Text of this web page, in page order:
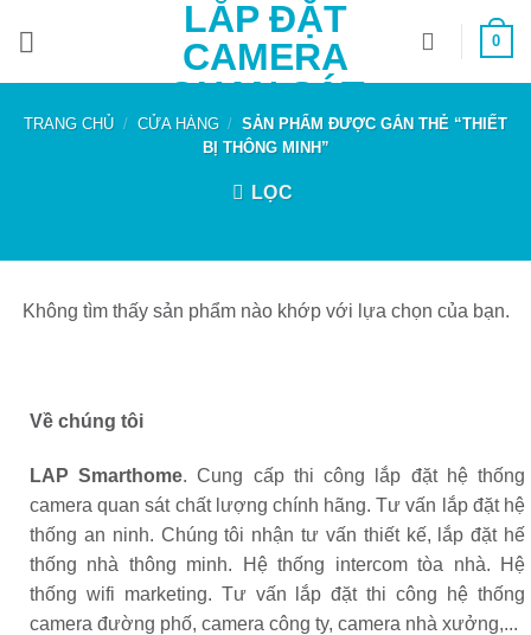
LẮP ĐẶT
CAMERA
QUAN SÁT
0
TRANG CHỦ / CỬA HÀNG / SẢN PHẨM ĐƯỢC GẮN THẺ “THIẾT
BỊ THÔNG MINH”
LỌC
Không tìm thấy sản phẩm nào khớp với lựa chọn của bạn.
Về chúng tôi
LAP Smarthome. Cung cấp thi công lắp đặt hệ thống
camera quan sát chất lượng chính hãng. Tư vấn lắp đặt hệ
thống an ninh. Chúng tôi nhận tư vấn thiết kế, lắp đặt hế
thống nhà thông minh. Hệ thống intercom tòa nhà. Hệ
thống wifi marketing. Tư vấn lắp đặt thi công hệ thống
camera đường phố, camera công ty, camera nhà xưởng,...